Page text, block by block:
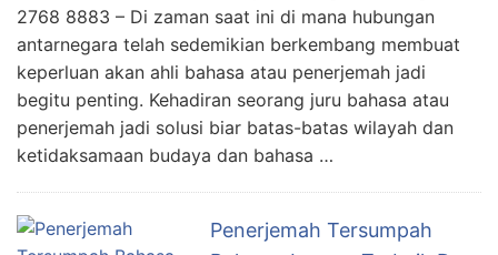
2768 8883 – Di zaman saat ini di mana hubungan
antarnegara telah sedemikian berkembang membuat
keperluan akan ahli bahasa atau penerjemah jadi
begitu penting. Kehadiran seorang juru bahasa atau
penerjemah jadi solusi biar batas-batas wilayah dan
ketidaksamaan budaya dan bahasa …
Penerjemah Tersumpah